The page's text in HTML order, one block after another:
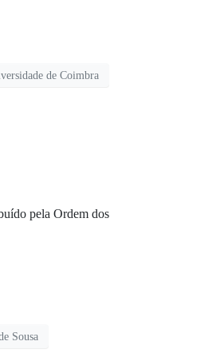
de Coimbra
pela Ordem dos
Sousa